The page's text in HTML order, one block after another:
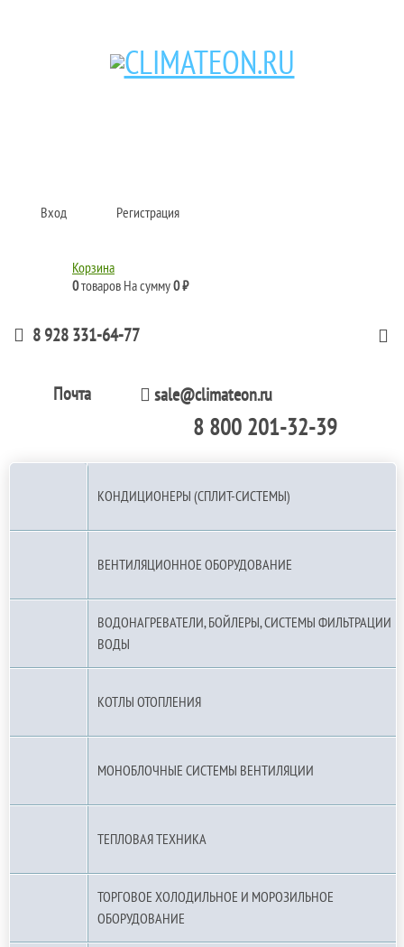
Кондиционеры и сплит-системы, газовые котлы, тепловые завесы, водяные
Вход Регистрация
Корзина
0товаров На сумму0 ₽
8 928 331-64-77
Почта sale@climateon.ru
8 800 201-32-39
КОНДИЦИОНЕРЫ (СПЛИТ-СИСТЕМЫ)
ВЕНТИЛЯЦИОННОЕ ОБОРУДОВАНИЕ
ВОДОНАГРЕВАТЕЛИ, БОЙЛЕРЫ, СИСТЕМЫ ФИЛЬТРАЦИИ
ВОДЫ
КОТЛЫ ОТОПЛЕНИЯ
МОНОБЛОЧНЫЕ СИСТЕМЫ ВЕНТИЛЯЦИИ
ТЕПЛОВАЯ ТЕХНИКА
ТОРГОВОЕ ХОЛОДИЛЬНОЕ И МОРОЗИЛЬНОЕ
ОБОРУДОВАНИЕ